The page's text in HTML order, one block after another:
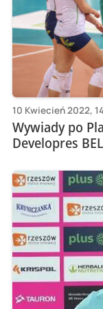
10 Kwiecień 2022,
Wywiady po
Developres